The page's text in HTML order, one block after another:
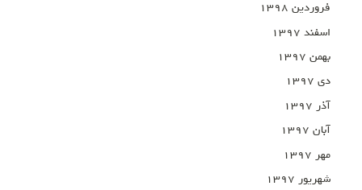
فروردین ۱۳۹۸
اسفند ۱۳۹۷
بهمن ۱۳۹۷
دی ۱۳۹۷
آذر ۱۳۹۷
آبان ۱۳۹۷
مهر ۱۳۹۷
شهریور ۱۳۹۷